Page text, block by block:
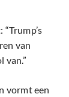
van
van.”
vormt een